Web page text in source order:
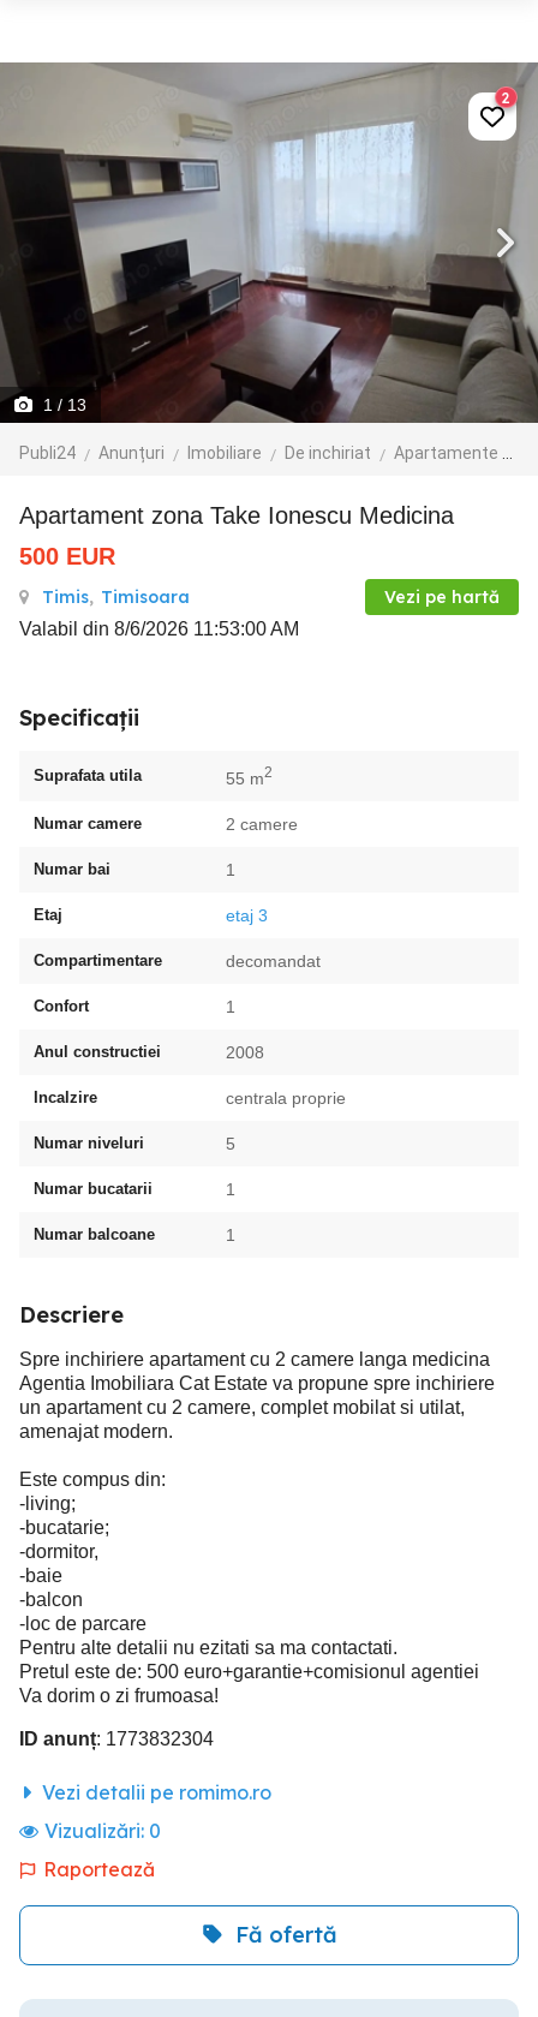
1 / 13
Publi24 Anunțuri Imobiliare De inchiriat Apartamente de inchiriat
2
Apartament zona Take Ionescu Medicina
500 EUR
Timis, Timisoara Vezi pe hartă
Valabil din 8/6/2026 11:53:00 AM
Specificații
Suprafata utila 55 m2
Numar camere 2 camere
Numar bai 1
Etaj etaj 3
Compartimentare decomandat
Confort 1
Anul constructiei 2008
Incalzire centrala proprie
Numar niveluri 5
Numar bucatarii 1
Numar balcoane 1
Descriere
Spre inchiriere apartament cu 2 camere langa medicina
Agentia Imobiliara Cat Estate va propune spre inchiriere
un apartament cu 2 camere, complet mobilat si utilat,
amenajat modern.
Este compus din:
-living;
-bucatarie;
-dormitor,
-baie
-balcon
-loc de parcare
Pentru alte detalii nu ezitati sa ma contactati.
Pretul este de: 500 euro+garantie+comisionul agentiei
Va dorim o zi frumoasa!
ID anunț: 1773832304
Vezi detalii pe romimo.ro
Vizualizări: 0
Raportează
Fă ofertă